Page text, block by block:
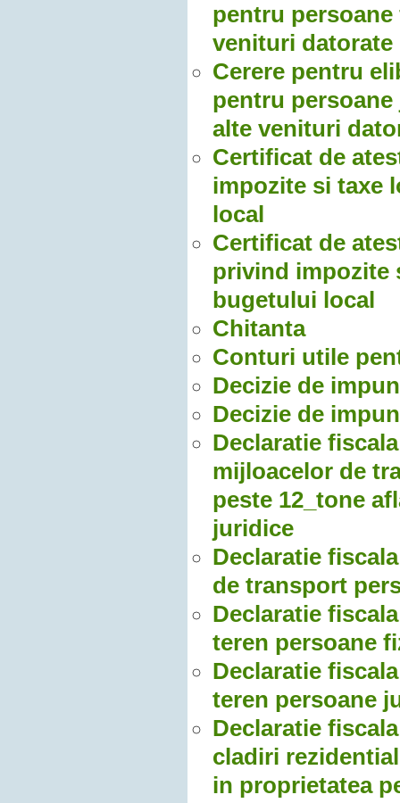
pentru
venituri
Cerere pentru
pentru
alte venituri
Certificat de
impozite si taxe
local
Certificat de
privind impozite
bugetului local
Chitanta
Conturi utile
Decizie de
Decizie de
Declaratie
mijloacelor de
peste 12_tone
juridice
Declaratie
de transport
Declaratie
teren persoane
Declaratie
teren persoane
Declaratie
cladiri
in proprietatea